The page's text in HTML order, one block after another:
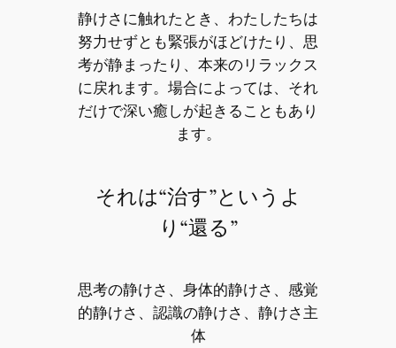
静けさに触れたとき、わたしたちは
努力せずとも緊張がほどけたり、思
考が静まったり、本来のリラックス
に戻れます。場合によっては、それ
だけで深い癒しが起きることもあり
ます。
それは“治す”というよ
り“還る”
思考の静けさ、身体的静けさ、感覚
的静けさ、認識の静けさ、静けさ主
体